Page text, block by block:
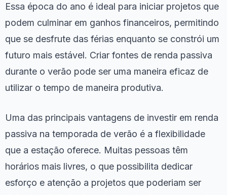
Essa época do ano é ideal para iniciar projetos que
podem culminar em ganhos financeiros, permitindo
que se desfrute das férias enquanto se constrói um
futuro mais estável. Criar fontes de renda passiva
durante o verão pode ser uma maneira eficaz de
utilizar o tempo de maneira produtiva.
Uma das principais vantagens de investir em renda
passiva na temporada de verão é a flexibilidade
que a estação oferece. Muitas pessoas têm
horários mais livres, o que possibilita dedicar
esforço e atenção a projetos que poderiam ser